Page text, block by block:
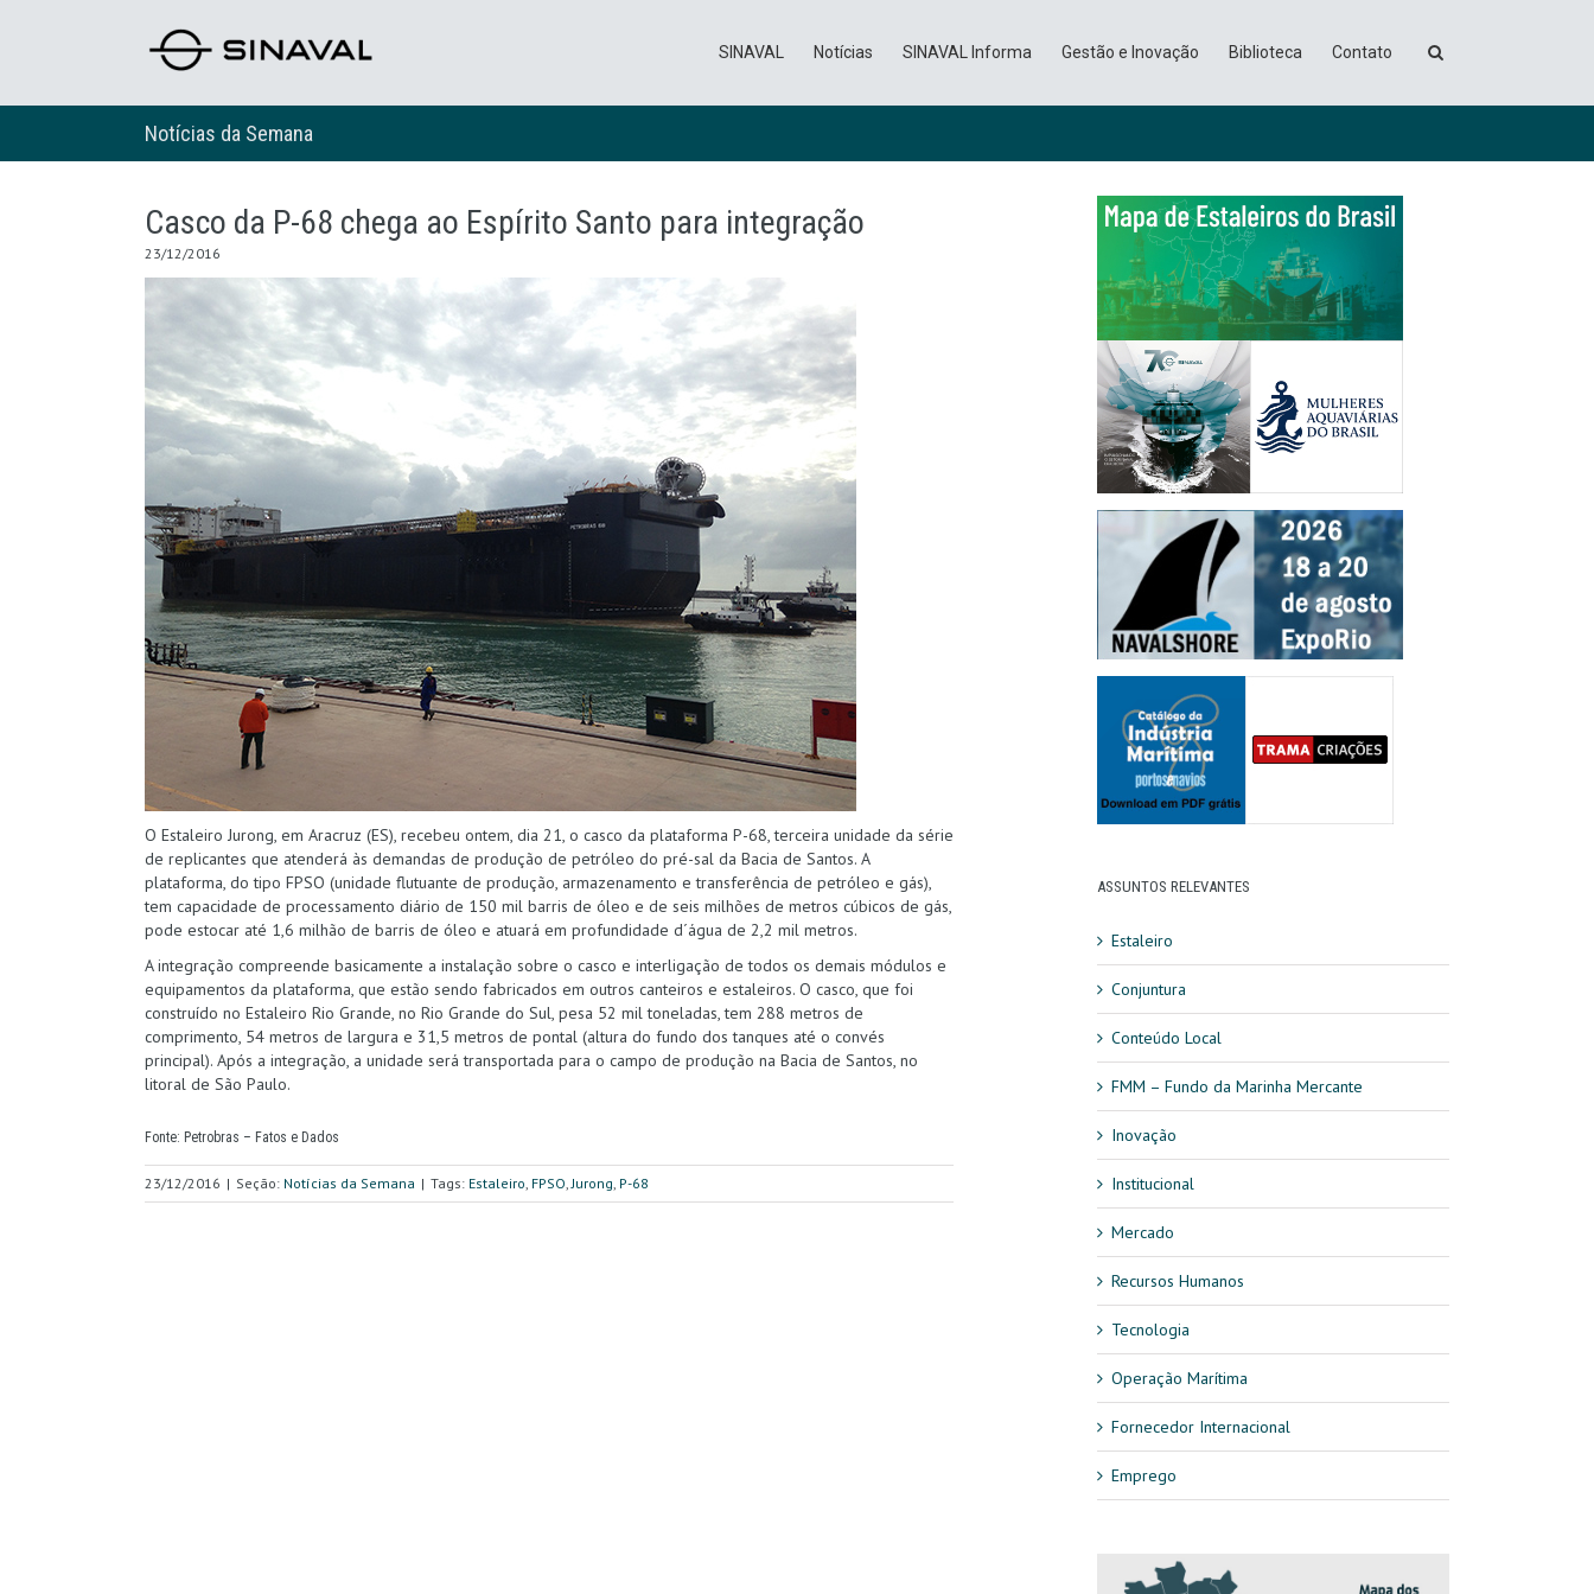
SINAVAL Notícias SINAVAL Informa Gestão e Inovação Biblioteca Contato
Notícias da Semana
Casco da P-68 chega ao Espírito Santo para integração
23/12/2016
O Estaleiro Jurong, em Aracruz (ES), recebeu ontem, dia 21, o casco da plataforma P-68, terceira unidade da série
de replicantes que atenderá às demandas de produção de petróleo do pré-sal da Bacia de Santos. A
plataforma, do tipo FPSO (unidade flutuante de produção, armazenamento e transferência de petróleo e gás),
tem capacidade de processamento diário de 150 mil barris de óleo e de seis milhões de metros cúbicos de gás,
pode estocar até 1,6 milhão de barris de óleo e atuará em profundidade d´água de 2,2 mil metros.
A integração compreende basicamente a instalação sobre o casco e interligação de todos os demais módulos e
equipamentos da plataforma, que estão sendo fabricados em outros canteiros e estaleiros. O casco, que foi
construído no Estaleiro Rio Grande, no Rio Grande do Sul, pesa 52 mil toneladas, tem 288 metros de
comprimento, 54 metros de largura e 31,5 metros de pontal (altura do fundo dos tanques até o convés
principal). Após a integração, a unidade será transportada para o campo de produção na Bacia de Santos, no
litoral de São Paulo.
Fonte: Petrobras – Fatos e Dados
23/12/2016 | Seção: Notícias da Semana | Tags: Estaleiro FPSO Jurong P-68
ASSUNTOS RELEVANTES
Estaleiro
Conjuntura
Conteúdo Local
FMM – Fundo da Marinha Mercante
Inovação
Institucional
Mercado
Recursos Humanos
Tecnologia
Operação Marítima
Fornecedor Internacional
Emprego